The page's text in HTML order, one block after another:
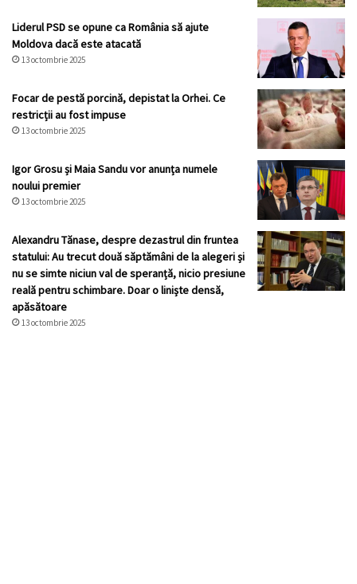
Liderul PSD se opune ca România să ajute
Moldova dacă este atacată
13 octombrie 2025
Focar de pestă porcină, depistat la Orhei. Ce
restricții au fost impuse
13 octombrie 2025
Igor Grosu și Maia Sandu vor anunța numele
noului premier
13 octombrie 2025
Alexandru Tănase, despre dezastrul din fruntea
statului: Au trecut două săptămâni de la alegeri și
nu se simte niciun val de speranță, nicio presiune
reală pentru schimbare. Doar o liniște densă,
apăsătoare
13 octombrie 2025